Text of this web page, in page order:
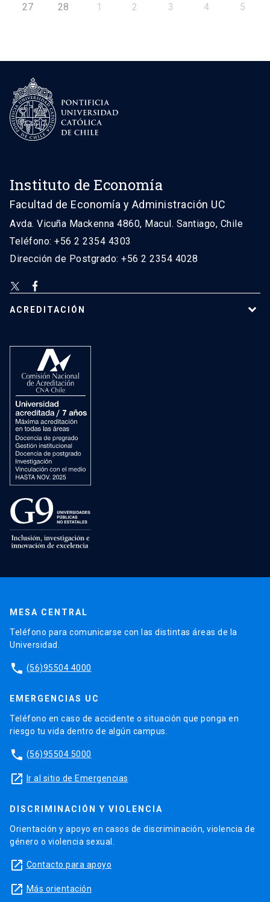
27 28 1 2 3 4 5
Instituto de Economía
Facultad de Economía y Administración UC
Avda. Vicuña Mackenna 4860, Macul. Santiago, Chile
Teléfono: +56 2 2354 4303
Dirección de Postgrado: +56 2 2354 4028
ACREDITACIÓN
MESA CENTRAL
Teléfono para comunicarse con las distintas áreas de la
Universidad.
phone (56)95504 4000
EMERGENCIAS UC
Teléfono en caso de accidente o situación que ponga en
riesgo tu vida dentro de algún campus.
phone (56)95504 5000
launch Ir al sitio de Emergencias
DISCRIMINACIÓN Y VIOLENCIA
Orientación y apoyo en casos de discriminación, violencia de
género o violencia sexual.
launch Contacto para apoyo
launch Más orientación